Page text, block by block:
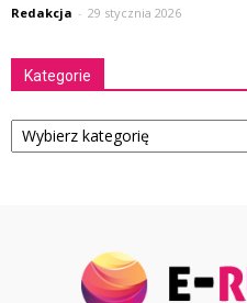
Redakcja - 29 stycznia 2026
Kategorie
Kategorie